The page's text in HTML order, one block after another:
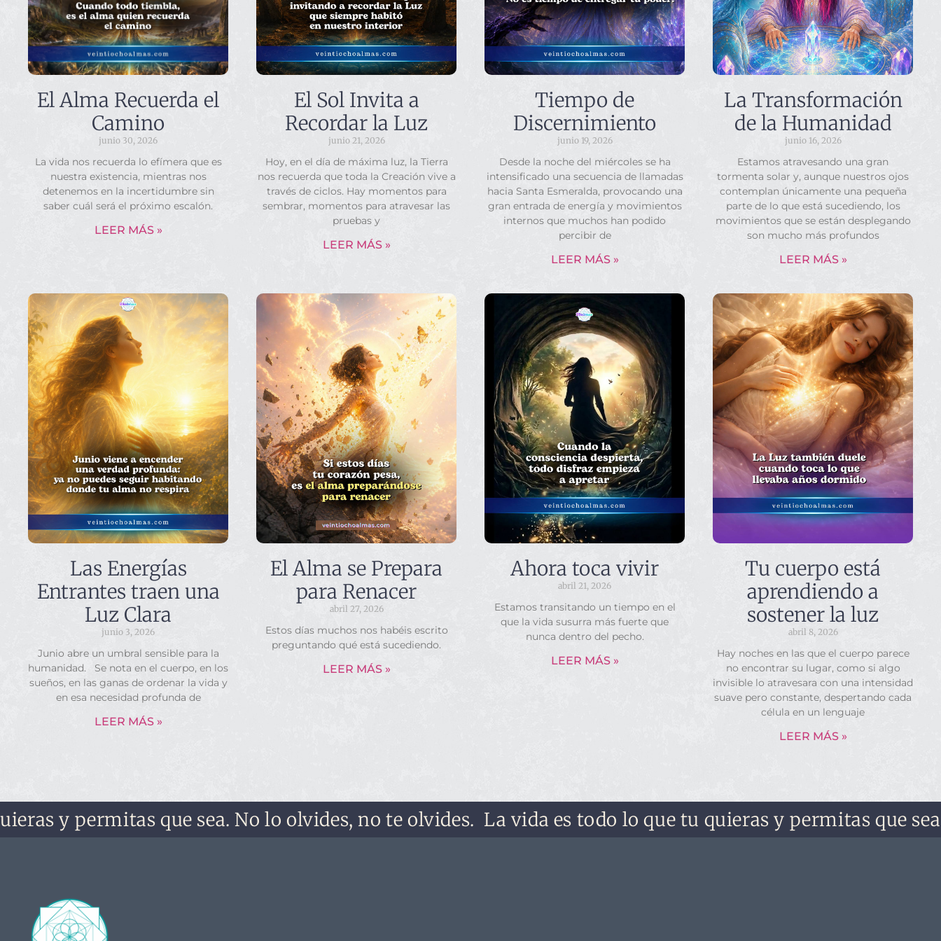
El Alma Recuerda el
Camino
junio 30, 2026
La vida nos recuerda lo efímera que es
nuestra existencia, mientras nos
detenemos en la incertidumbre sin
saber cuál será el próximo escalón.
LEER MÁS »
El Sol Invita a
Recordar la Luz
junio 21, 2026
Hoy, en el día de máxima luz, la Tierra
nos recuerda que toda la Creación vive a
través de ciclos. Hay momentos para
sembrar, momentos para atravesar las
pruebas y
LEER MÁS »
Tiempo de
Discernimiento
junio 19, 2026
Desde la noche del miércoles se ha
intensificado una secuencia de llamadas
hacia Santa Esmeralda, provocando una
gran entrada de energía y movimientos
internos que muchos han podido
percibir de
LEER MÁS »
La Transformación
de la Humanidad
junio 16, 2026
Estamos atravesando una gran
tormenta solar y, aunque nuestros ojos
contemplan únicamente una pequeña
parte de lo que está sucediendo, los
movimientos que se están desplegando
son mucho más profundos
LEER MÁS »
Las Energías
Entrantes traen una
Luz Clara
junio 3, 2026
Junio abre un umbral sensible para la
humanidad. Se nota en el cuerpo, en los
sueños, en las ganas de ordenar la vida y
en esa necesidad profunda de
LEER MÁS »
El Alma se Prepara
para Renacer
abril 27, 2026
Estos días muchos nos habéis escrito
preguntando qué está sucediendo.
LEER MÁS »
Ahora toca vivir
abril 21, 2026
Estamos transitando un tiempo en el
que la vida susurra más fuerte que
nunca dentro del pecho.
LEER MÁS »
Tu cuerpo está
aprendiendo a
sostener la luz
abril 8, 2026
Hay noches en las que el cuerpo parece
no encontrar su lugar, como si algo
invisible lo atravesara con una intensidad
suave pero constante, despertando cada
célula en un lenguaje
LEER MÁS »
y permitas que sea. No lo olvides, no te olvides.La vida es todo lo que tu quieras y permitas que sea. No